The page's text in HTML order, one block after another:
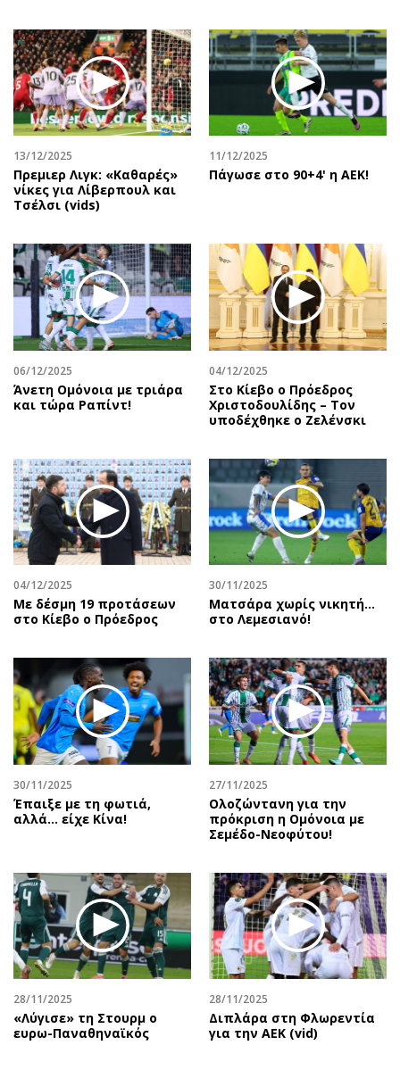
Θέατρο-Χορός
Μουσική
Εικαστικά
Βιβλίο
Χειρόγραφα
Podcasts
Uncut
Προσφορές
Προσωπικότητες στην ''Κ''
Επιστολές
13/12/2025
Πρεμιερ Λιγκ: «Καθαρές»
νίκες για Λίβερπουλ και
Τσέλσι (vids)
11/12/2025
Πάγωσε στο 90+4' η ΑΕΚ!
06/12/2025
Άνετη Ομόνοια με τριάρα
και τώρα Ραπίντ!
04/12/2025
Στο Κίεβο ο Πρόεδρος
Χριστοδουλίδης – Τον
υποδέχθηκε ο Ζελένσκι
04/12/2025
Με δέσμη 19 προτάσεων
στο Κίεβο ο Πρόεδρος
30/11/2025
Ματσάρα χωρίς νικητή…
στο Λεμεσιανό!
30/11/2025
Έπαιξε με τη φωτιά,
αλλά… είχε Κίνα!
27/11/2025
Ολοζώντανη για την
πρόκριση η Ομόνοια με
Σεμέδο-Νεοφύτου!
28/11/2025
«Λύγισε» τη Στουρμ ο
ευρω-Παναθηναϊκός
28/11/2025
Διπλάρα στη Φλωρεντία
για την ΑΕΚ (vid)